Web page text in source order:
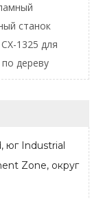
станок
1325 для
дереву
юг Industrial
Zone, округ